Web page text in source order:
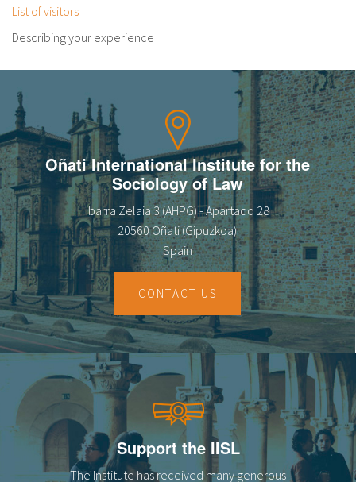
List of visitors
Describing your experience
Oñati International Institute for the
Sociology of Law
Ibarra Zelaia 3 (AHPG) - Apartado 28
20560 Oñati (Gipuzkoa)
Spain
CONTACT US
Support the IISL
The Institute has received many generous